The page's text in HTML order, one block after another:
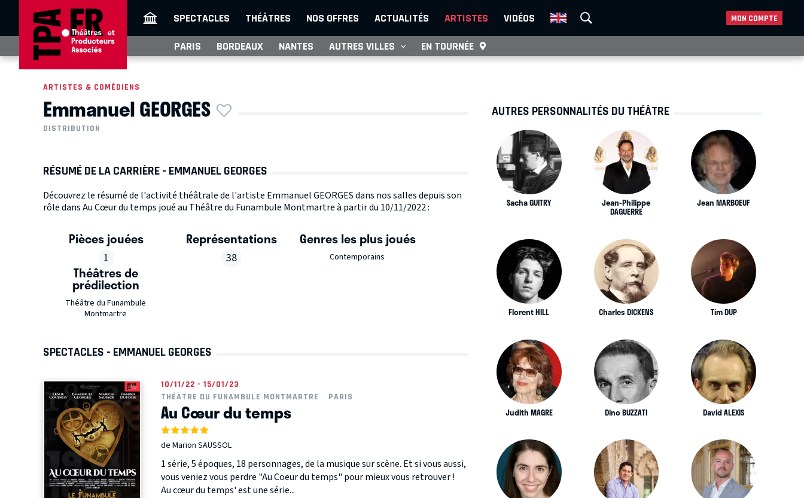
SPECTACLES THÉÂTRES NOS OFFRES ACTUALITÉS ARTISTES VIDÉOS MON COMPTE
PARIS BORDEAUX NANTES AUTRES VILLES EN TOURNÉE
ARTISTES & COMÉDIENS
Emmanuel GEORGES
DISTRIBUTION
RÉSUMÉ DE LA CARRIÈRE - EMMANUEL GEORGES
Découvrez le résumé de l'activité théâtrale de l'artiste Emmanuel GEORGES dans nos salles depuis son
rôle dans Au Cœur du temps joué au Théâtre du Funambule Montmartre à partir du 10/11/2022 :
Pièces jouées
1
Représentations
38
Genres les plus joués
Contemporains
Théâtres de
prédilection
Théâtre du Funambule
Montmartre
SPECTACLES - EMMANUEL GEORGES
10/11/22 - 15/01/23
THÉÂTRE DU FUNAMBULE MONTMARTRE
PARIS
Au Cœur du temps
de Marion SAUSSOL
1 série, 5 époques, 18 personnages, de la musique sur scène. Et si vous aussi,
vous veniez vous perdre "Au Coeur du temps" pour mieux vous retrouver !
Au cœur du temps' est une série...
AUTRES PERSONNALITÉS DU THÉÂTRE
Sacha GUITRY Jean-Philippe
DAGUERRE
Jean MARBOEUF
Florent HILL Charles DICKENS Tim DUP
Judith MAGRE Dino BUZZATI David ALEXIS